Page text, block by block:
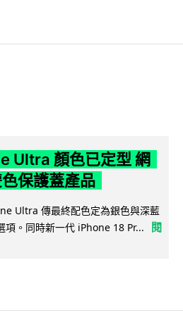
Ultra 顏色已定型 網
色保護蓋產品
Ultra 傳最終配色定為銀色與深藍
項。同時新一代 iPhone 18 Pr...
閱